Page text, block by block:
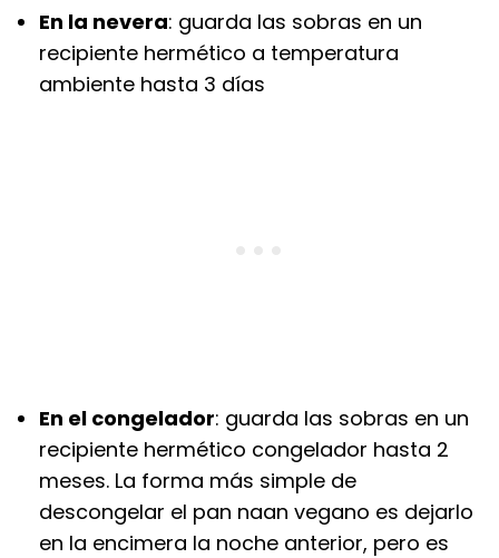
En la nevera: guarda las sobras en un
recipiente hermético a temperatura
ambiente hasta 3 días
En el congelador: guarda las sobras en un
recipiente hermético congelador hasta 2
meses. La forma más simple de
descongelar el pan naan vegano es dejarlo
en la encimera la noche anterior, pero es